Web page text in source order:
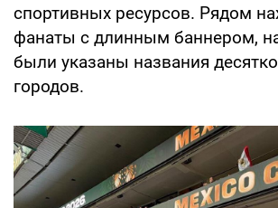
спортивных ресурсов. Рядом
фанаты с длинным баннером,
были указаны названия
городов.